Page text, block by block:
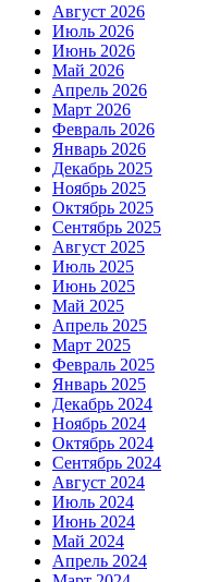
Август 2026
Июль 2026
Июнь 2026
Май 2026
Апрель 2026
Март 2026
Февраль 2026
Январь 2026
Декабрь 2025
Ноябрь 2025
Октябрь 2025
Сентябрь 2025
Август 2025
Июль 2025
Июнь 2025
Май 2025
Апрель 2025
Март 2025
Февраль 2025
Январь 2025
Декабрь 2024
Ноябрь 2024
Октябрь 2024
Сентябрь 2024
Август 2024
Июль 2024
Июнь 2024
Май 2024
Апрель 2024